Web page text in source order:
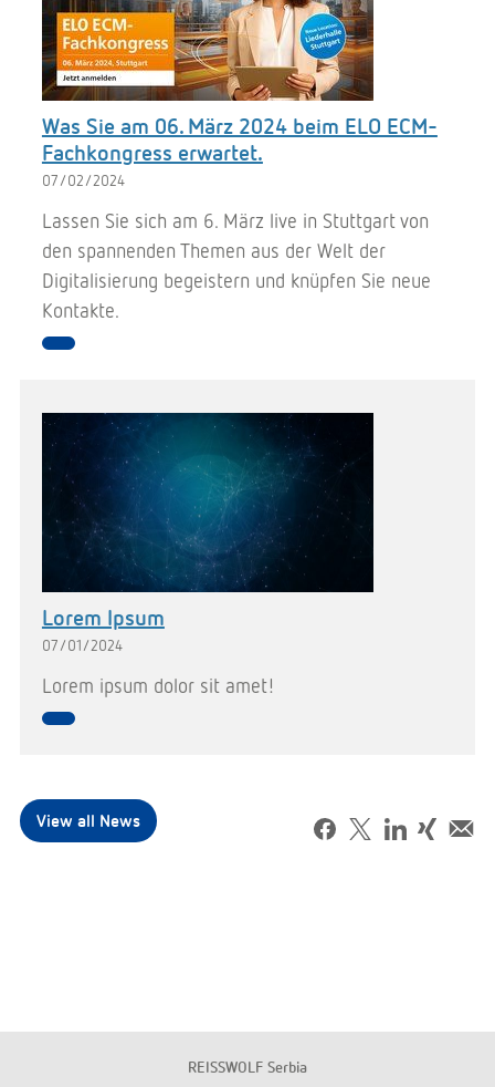
Was Sie am 06. März 2024 beim ELO ECM-
Fachkongress erwartet.
07/02/2024
Lassen Sie sich am 6. März live in Stuttgart von
den spannenden Themen aus der Welt der
Digitalisierung begeistern und knüpfen Sie neue
Kontakte.
Lorem Ipsum
07/01/2024
Lorem ipsum dolor sit amet!
View all News
REISSWOLF Serbia